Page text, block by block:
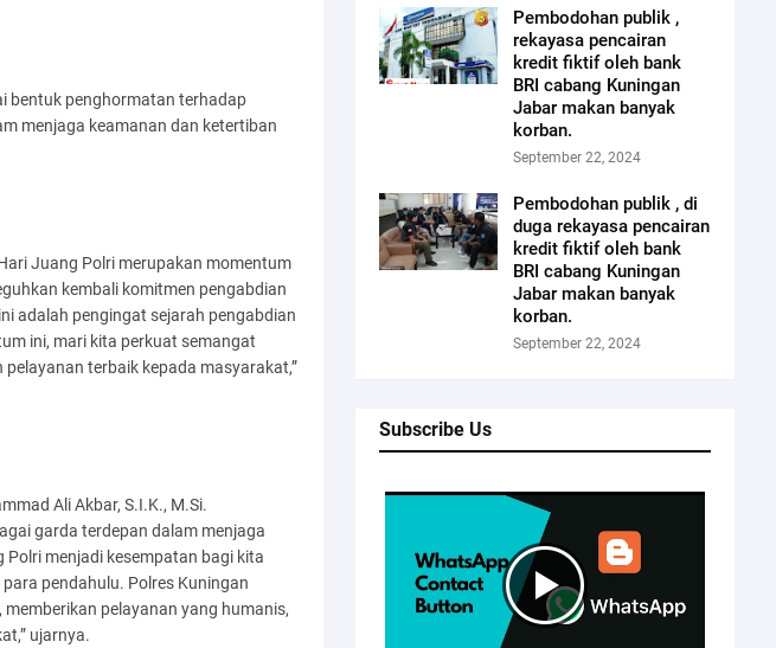
bentuk penghormatan terhadap
menjaga keamanan dan ketertiban
Juang Polri merupakan momentum
kembali komitmen pengabdian
adalah pengingat sejarah pengabdian
ini, mari kita perkuat semangat
terbaik kepada masyarakat,”
Ali Akbar, S.I.K., M.Si.
garda terdepan dalam menjaga
menjadi kesempatan bagi kita
pendahulu. Polres Kuningan
pelayanan yang humanis,
ujarnya.
Pembodohan publik ,
rekayasa pencairan
kredit fiktif oleh bank
BRI cabang Kuningan
Jabar makan banyak
korban.
September 22, 2024
Pembodohan publik , di
duga rekayasa pencairan
kredit fiktif oleh bank
BRI cabang Kuningan
Jabar makan banyak
korban.
September 22, 2024
Subscribe Us